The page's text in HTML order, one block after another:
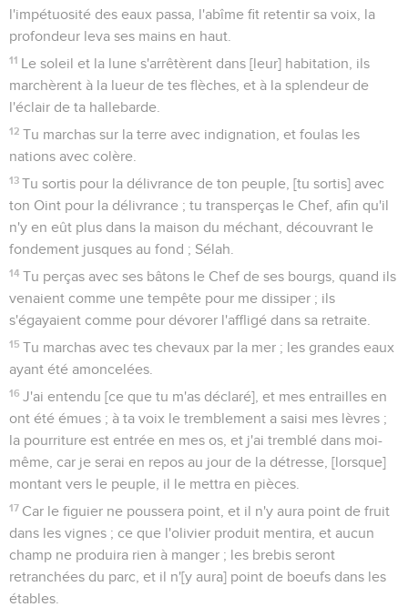
l'impétuosité des eaux passa, l'abîme fit retentir sa voix, la
profondeur leva ses mains en haut.
11 Le soleil et la lune s'arrêtèrent dans [leur] habitation, ils
marchèrent à la lueur de tes flèches, et à la splendeur de
l'éclair de ta hallebarde.
12 Tu marchas sur la terre avec indignation, et foulas les
nations avec colère.
13 Tu sortis pour la délivrance de ton peuple, [tu sortis] avec
ton Oint pour la délivrance ; tu transperças le Chef, afin qu'il
n'y en eût plus dans la maison du méchant, découvrant le
fondement jusques au fond ; Sélah.
14 Tu perças avec ses bâtons le Chef de ses bourgs, quand ils
venaient comme une tempête pour me dissiper ; ils
s'égayaient comme pour dévorer l'affligé dans sa retraite.
15 Tu marchas avec tes chevaux par la mer ; les grandes eaux
ayant été amoncelées.
16 J'ai entendu [ce que tu m'as déclaré], et mes entrailles en
ont été émues ; à ta voix le tremblement a saisi mes lèvres ;
la pourriture est entrée en mes os, et j'ai tremblé dans moi-
même, car je serai en repos au jour de la détresse, [lorsque]
montant vers le peuple, il le mettra en pièces.
17 Car le figuier ne poussera point, et il n'y aura point de fruit
dans les vignes ; ce que l'olivier produit mentira, et aucun
champ ne produira rien à manger ; les brebis seront
retranchées du parc, et il n'[y aura] point de boeufs dans les
étables.